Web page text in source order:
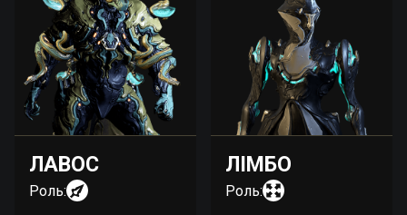
ЛАВОС
Роль:
ЛІМБО
Роль: